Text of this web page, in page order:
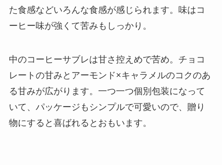
た食感などいろんな食感が感じられます。味はコ
ーヒー味が強くて苦みもしっかり。
中のコーヒーサブレは甘さ控えめで苦め。チョコ
レートの甘みとアーモンド×キャラメルのコクのあ
る甘みが広がります。一つ一つ個別包装になって
いて、パッケージもシンプルで可愛いので、贈り
物にすると喜ばれるとおもいます。